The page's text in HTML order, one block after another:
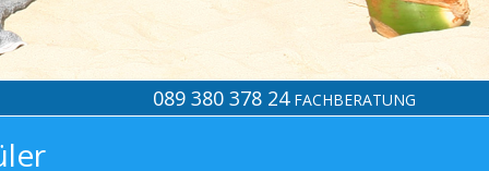
089 380 378 24 FACHBERATUNG